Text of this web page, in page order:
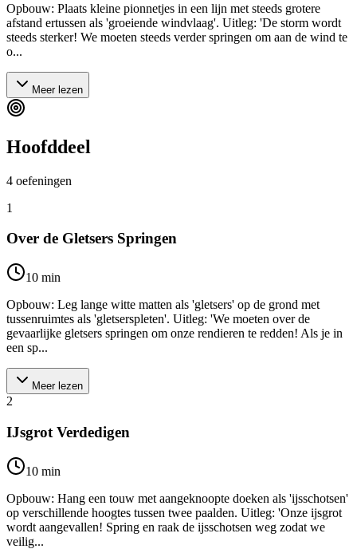
Opbouw: Plaats kleine pionnetjes in een lijn met steeds grotere
afstand ertussen als 'groeiende windvlaag'. Uitleg: 'De storm wordt
steeds sterker! We moeten steeds verder springen om aan de wind te
o...
Meer lezen
Hoofddeel
4 oefeningen
1
Over de Gletsers Springen
10 min
Opbouw: Leg lange witte matten als 'gletsers' op de grond met
tussenruimtes als 'gletserspleten'. Uitleg: 'We moeten over de
gevaarlijke gletsers springen om onze rendieren te redden! Als je in
een sp...
Meer lezen
2
IJsgrot Verdedigen
10 min
Opbouw: Hang een touw met aangeknoopte doeken als 'ijsschotsen'
op verschillende hoogtes tussen twee paalden. Uitleg: 'Onze ijsgrot
wordt aangevallen! Spring en raak de ijsschotsen weg zodat we
veilig...